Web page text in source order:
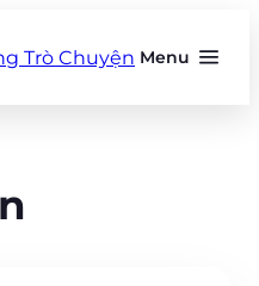
Menu
Trò Chuyện